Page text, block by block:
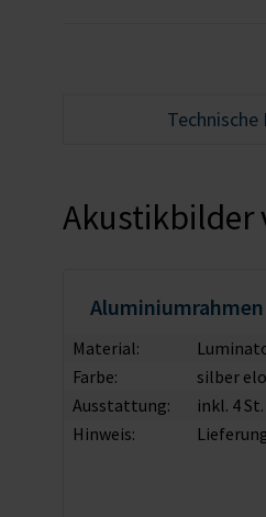
Technische
Akustikbilder
Aluminiumrahmen
Material:
Farbe:
silber
Ausstattung:
inkl. 4
Hinweis: